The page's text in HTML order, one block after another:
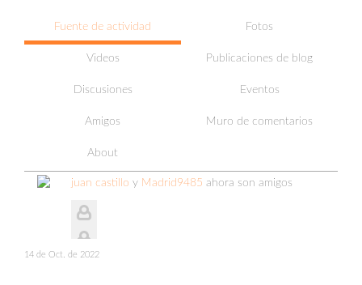
Fuente de actividad Fotos
Videos Publicaciones de blog
Discusiones Eventos
Amigos Muro de comentarios
About
juan castillo y Madrid9485 ahora son amigos
14 de Oct. de 2022